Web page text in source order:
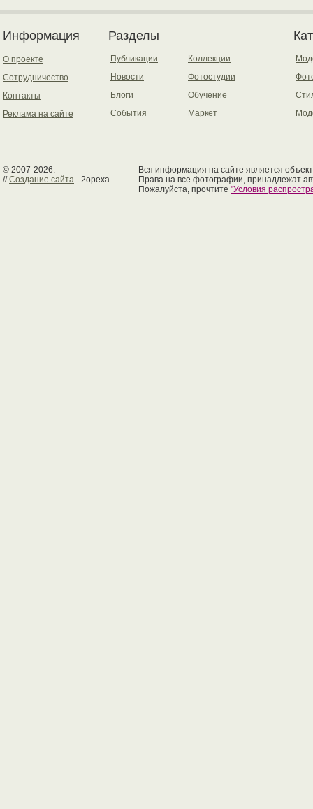
Информация
О проекте
Сотрудничество
Контакты
Реклама на сайте
Разделы
Публикации
Новости
Блоги
События
Коллекции
Фотостудии
Обучение
Маркет
© 2007-2026.
//Создание сайта - 2opexa
Вся информация на сайте является
Права на все фотографии, принадлежат
Пожалуйста, прочтите "Условия